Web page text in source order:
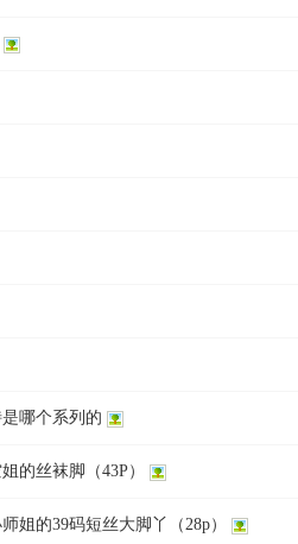
哪个系列的
的丝袜脚（43P）
姐的39码短丝大脚丫（28p）